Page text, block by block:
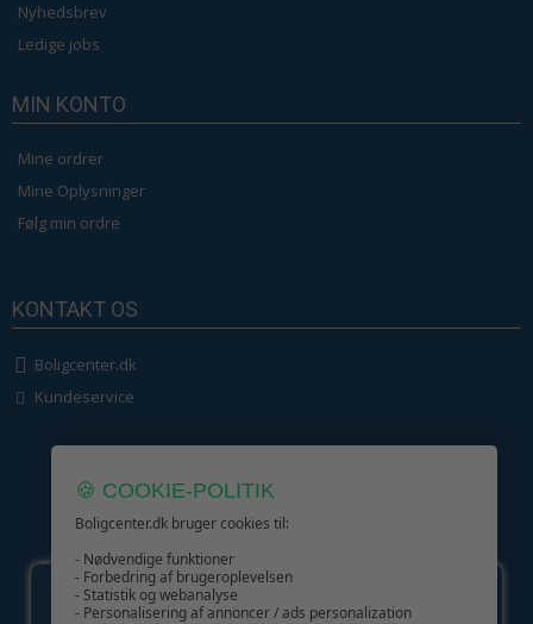
Nyhedsbrev
Ledige jobs
MIN KONTO
Mine ordrer
Mine Oplysninger
Følg min ordre
KONTAKT OS
Boligcenter.dk
Kundeservice
GIV GLÆDE MED ET GAVEKORT!
🍪 COOKIE-POLITIK
Boligcenter.dk bruger cookies til:
- Nødvendige funktioner
- Forbedring af brugeroplevelsen
- Statistik og webanalyse
- Personalisering af annoncer / ads personalization